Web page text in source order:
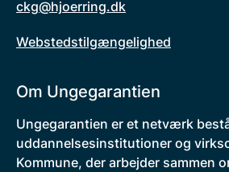
ckg@hjoerring.dk
Webstedstilgængelighed
Om Ungegarantien
Ungegarantien er et netværk
uddannelsesinstitutioner og
Kommune, der arbejder sammen